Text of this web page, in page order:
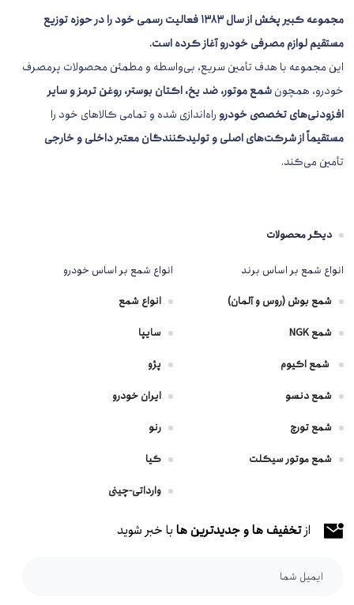
مجموعه کبیر پخش از سال 1383
فعالیت رسمی خود را در حوزه توزیع
مستقیم لوازم مصرفی خودرو آغاز کرده است.
این مجموعه با هدف تأمین سریع، بی‌واسطه و مطمئن محصولات پرمصرف
خودرو، همچونشمع موتور، ضد یخ، اکتان بوستر، روغن ترمز و سایر
افزودنی‌های تخصصی خودرو راه‌اندازی شده و تمامی کالاهای خود را
مستقیماً از شرکت‌های اصلی و تولیدکنندگان معتبر داخلی و خارجی
تأمین می‌کند.
دیگر محصولات
انواع شمع بر اساس برند
شمع بوش (روس و آلمان)
شمع NGK
شمع اکیوم
شمع دنسو
شمع تورچ
شمع موتور سیکلت
انواع شمع بر اساس خودرو
انواع شمع
سایپا
پژو
ایران خودرو
رنو
کیا
وارداتی-چینی
ازتخفیف ها و جدیدترین ها با خبر شوید